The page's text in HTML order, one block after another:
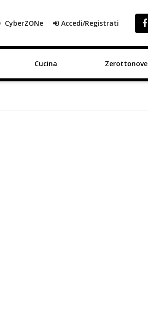
CyberZONe Accedi/Registrati
Cucina Zerottonove